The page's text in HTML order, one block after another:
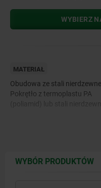
WYBIERZ
MATERIAŁ
Obudowa ze stali
Pokrętło z termoplastu PA
WYBÓR PRODUKTÓW